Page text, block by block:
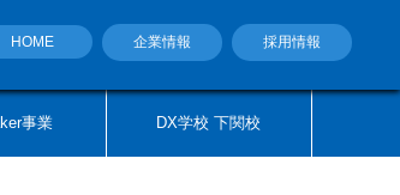
HOME 企業情報 採用情報
事業 DX学校 下関校